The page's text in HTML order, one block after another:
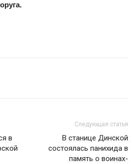
в
Следующая статья
В станице Динской
состоялась панихида в
память о воинах-